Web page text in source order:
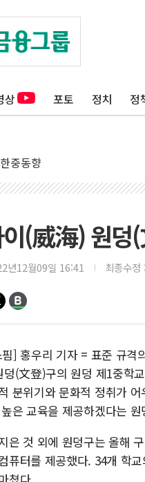
상 포토 정치 정
한중동향
(威海) 원
년12월09일 16:41 최종수정 :
] 홍우리 기자 = 표준 규격
(文登)구의 원덩 제1중학
분위기와 문화적 정취가
은 교육을 제공하겠다는
은 것 외에 원덩구는 올해
퓨터를 제공했다. 34개 학